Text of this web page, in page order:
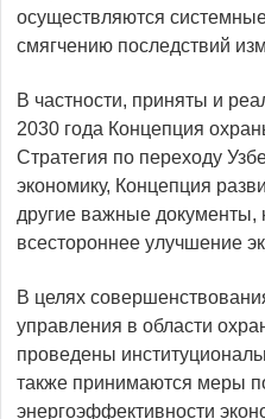
осуществляются
смягчению последствий
В частности, приняты и
2030 года Концепция
Стратегия по переходу
экономику, Концепция
другие важные докумен­ты,
всестороннее улучшение
В целях
управления в области
проведены
также принимаются меры
энергоэффективности